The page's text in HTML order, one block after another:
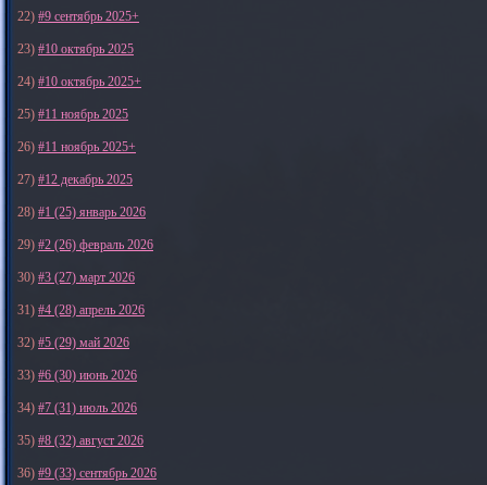
22) #9 сентябрь 2025+
23) #10 октябрь 2025
24) #10 октябрь 2025+
25) #11 ноябрь 2025
26) #11 ноябрь 2025+
27) #12 декабрь 2025
28) #1 (25) январь 2026
29) #2 (26) февраль 2026
30) #3 (27) март 2026
31) #4 (28) апрель 2026
32) #5 (29) май 2026
33) #6 (30) июнь 2026
34) #7 (31) июль 2026
35) #8 (32) август 2026
36) #9 (33) сентябрь 2026